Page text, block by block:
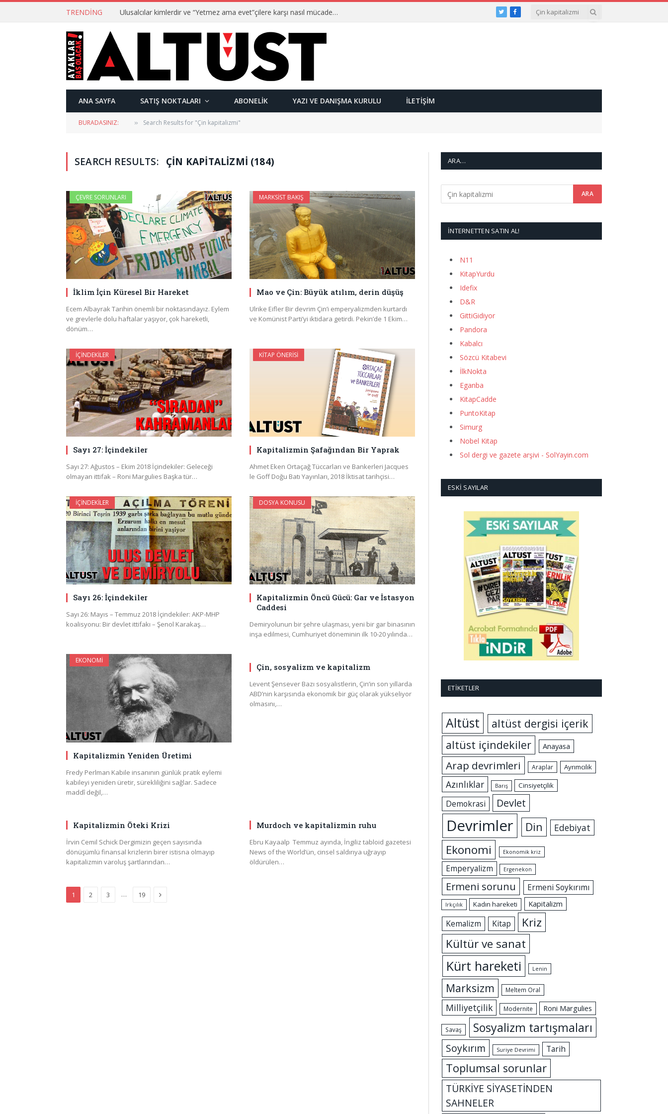
TRENDING Ulusalcılar kimlerdir ve “Yetmez ama evet”çilere karşı nasıl mücadele ederler? TwitterFacebook
ANA SAYFA SATIŞ NOKTALARI ABONELIK YAZI VE DANIŞMA KURULU İLETIŞIM
BURADASINIZ: » Search Results for "Çin kapitalizmi"
SEARCH RESULTS: ÇIN KAPITALIZMI (184)
ÇEVRE SORUNLARI
İklim İçin Küresel Bir Hareket
Ecem Albayrak Tarihin önemli bir noktasındayız. Eylem
ve grevlerle dolu haftalar yaşıyor, çok hareketli,
dönüm…
MARKSIST BAKIŞ
Mao ve Çin: Büyük atılım, derin düşüş
Ulrike Eifler Bir devrim Çin’i emperyalizmden kurtardı
ve Komünist Parti’yi iktidara getirdi. Pekin’de 1 Ekim…
İÇINDEKILER
Sayı 27: İçindekiler
Sayı 27: Ağustos – Ekim 2018 İçindekiler: Geleceği
olmayan ittifak – Roni Margulies Başka tür…
KITAP ÖNERISI
Kapitalizmin Şafağından Bir Yaprak
Ahmet Eken Ortaçağ Tüccarları ve Bankerleri Jacques
le Goff Doğu Batı Yayınları, 2018 İktisat tarihçisi…
İÇINDEKILER
Sayı 26: İçindekiler
Sayı 26: Mayıs – Temmuz 2018 İçindekiler: AKP-MHP
koalisyonu: Bir devlet ittifakı – Şenol Karakaş…
DOSYA KONUSU
Kapitalizmin Öncü Gücü: Gar ve İstasyon
Caddesi
Demiryolunun bir şehre ulaşması, yeni bir gar binasının
inşa edilmesi, Cumhuriyet döneminin ilk 10-20 yılında…
EKONOMI
Kapitalizmin Yeniden Üretimi
Fredy Perlman Kabile insanının günlük pratik eylemi
kabileyi yeniden üretir, sürekliliğini sağlar. Sadece
maddî değil,…
Çin, sosyalizm ve kapitalizm
Levent Şensever Bazı sosyalistlerin, Çin’in son yıllarda
ABD’nin karşısında ekonomik bir güç olarak yükseliyor
olmasını,…
Kapitalizmin Öteki Krizi
İrvin Cemil Schick Dergimizin geçen sayısında
dönüşümlü finansal krizlerin birer istisna olmayıp
kapitalizmin varoluş şartlarından…
Murdoch ve kapitalizmin ruhu
Ebru Kayaalp Temmuz ayında, İngiliz tabloid gazetesi
News of the World’ün, cinsel saldırıya uğrayıp
öldürülen…
1 2 3 … 19 Next
ARA…
İNTERNETTEN SATIN AL!
N11
KitapYurdu
Idefix
D&R
GittiGidiyor
Pandora
Kabalcı
Sözcü Kitabevi
İlkNokta
Eganba
KitapCadde
PuntoKitap
Simurg
Nobel Kitap
Sol dergi ve gazete arşivi - SolYayin.com
ESKI SAYILAR
ETIKETLER
Altüst
altüst dergisi içerik
altüst içindekiler
Anayasa
Arap devrimleri Araplar Ayrımcılık
Azınlıklar Barış Cinsiyetçilik
Demokrasi Devlet
Devrimler Din Edebiyat
Ekonomi Ekonomik kriz
Emperyalizm Ergenekon
Ermeni sorunu Ermeni Soykırımı
Irkçılık Kadın hareketi Kapitalizm
Kemalizm Kitap
Kriz
Kültür ve sanat
Kürt hareketi Lenin
Marksizm Meltem Oral
Milliyetçilik Modernite Roni Margulies
Savaş Sosyalizm tartışmaları
Soykırım Suriye Devrimi Tarih
Toplumsal sorunlar
TÜRKİYE SİYASETİNDEN
SAHNELER